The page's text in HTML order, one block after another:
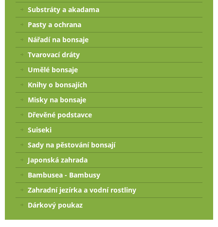
Substráty a akadama
Pasty a ochrana
Nářadí na bonsaje
Tvarovací dráty
Umělé bonsaje
Knihy o bonsajích
Misky na bonsaje
Dřevěné podstavce
Suiseki
Sady na pěstování bonsají
Japonská zahrada
Bambusea - Bambusy
Zahradní jezírka a vodní rostliny
Dárkový poukaz